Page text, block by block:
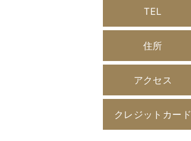
TEL
住所
アクセス
クレジットカード